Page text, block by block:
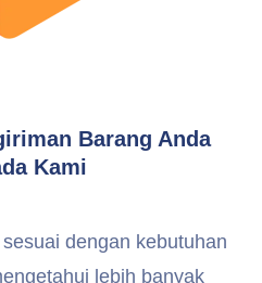
Barang Anda
Kami
dengan kebutuhan
lebih banyak